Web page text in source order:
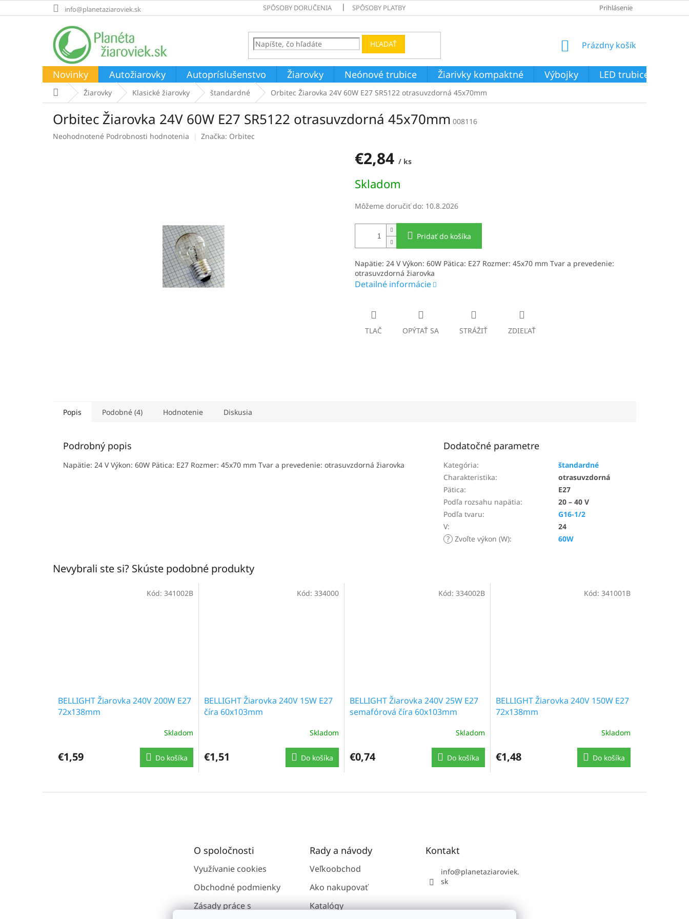
na
info@planetaziaroviek.sk SPÔSOBY DORUČENIA SPÔSOBY PLATBY Prihlásenie
HĽADAŤ
NÁKUPNÝ
Prázdny košík
Novinky Autožiarovky Autopríslušenstvo Žiarovky Neónové trubice Žiarivky kompaktné Výbojky LED trubice
DomovŽiarovky Klasické žiarovky štandardné Orbitec Žiarovka 24V 60W E27 SR5122 otrasuvzdorná 45x70mm
Orbitec Žiarovka 24V 60W E27 SR5122 otrasuvzdorná 45x70mm 008116
Priemerné
Neohodnotené Podrobnosti hodnotenia Značka: Orbitec
€2,84 / ks
cena:
Skladom
Môžeme doručiť do: 10.8.2026
Pridať do košíka
Napätie: 24 V Výkon: 60W Pätica: E27 Rozmer: 45x70 mm Tvar a prevedenie:
otrasuvzdorná žiarovka
Detailné informácie
TLAČ OPÝTAŤ SA STRÁŽIŤ ZDIEĽAŤ
Popis Podobné (4) Hodnotenie Diskusia
Podrobný popis
Napätie: 24 V Výkon: 60W Pätica: E27 Rozmer: 45x70 mm Tvar a prevedenie: otrasuvzdorná žiarovka
Dodatočné parametre
Kategória:
štandardné
Charakteristika:
otrasuvzdorná
Pätica:
E27
Podľa rozsahu napätia:
20 – 40 V
Podľa tvaru:
G16-1/2
V:
24
? Zvoľte výkon (W): 60W
Nevybrali ste si? Skúste podobné produkty
BELLIGHT Žiarovka 240V 200W E27
72x138mm
Skladom
€1,59 Do košíka
Kód: 341002B
BELLIGHT Žiarovka 240V 15W E27
číra 60x103mm
Skladom
€1,51 Do košíka
Kód: 334000
BELLIGHT Žiarovka 240V 25W E27
semafórová číra 60x103mm
Skladom
€0,74 Do košíka
Kód: 334002B
BELLIGHT Žiarovka 240V 150W E27
72x138mm
Skladom
€1,48 Do košíka
Kód: 341001B
O spoločnosti
Využívanie cookies
Obchodné podmienky
Zásady práce s
Rady a návody
Veľkoobchod
Ako nakupovať
Katalógy
Kontakt
info@planetaziaroviek.
sk